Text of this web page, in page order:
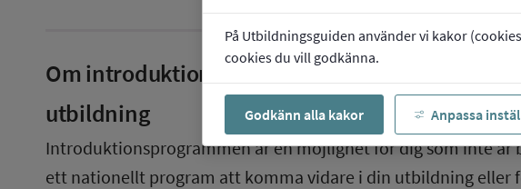
På Utbildningsguiden använder vi kakor
cookies du vill godkänna.
Godkänn alla kakor Anpassa
Om introduktionsprogram, språkintroduktion,
utbildning
Introduktionsprogrammen är en möjlighet för dig som inte är
ett nationellt program att komma vidare i din utbildning eller